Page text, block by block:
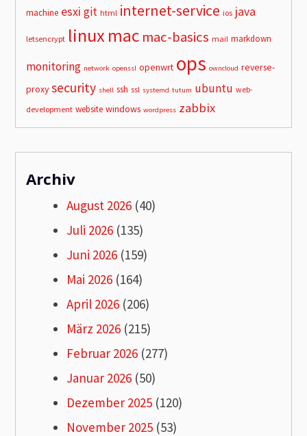
machine esxi git html internet-service ios java
letsencrypt linux mac mac-basics mail markdown
monitoring network openssl openwrt ops owncloud reverse-
proxy security shell ssh ssl systemd tutum ubuntu web-
development website windows wordpress zabbix
Archiv
August 2026 (40)
Juli 2026 (135)
Juni 2026 (159)
Mai 2026 (164)
April 2026 (206)
März 2026 (215)
Februar 2026 (277)
Januar 2026 (50)
Dezember 2025 (120)
November 2025 (53)